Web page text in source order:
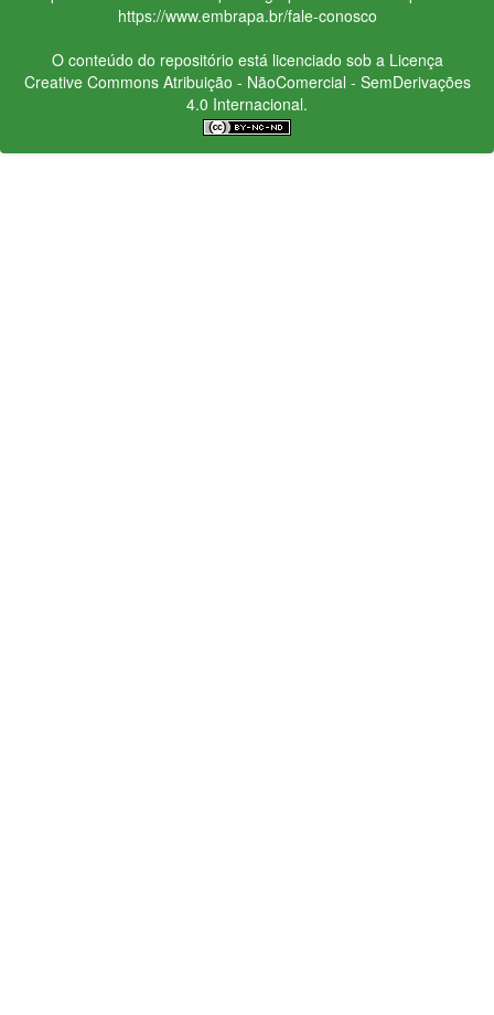
https://www.embrapa.br/fale-conosco
O conteúdo do repositório está licenciado sob a Licença
Creative CommonsAtribuição - NãoComercial - SemDerivações
4.0 Internacional.